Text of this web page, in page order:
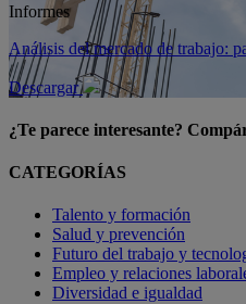
Informes
Análisis del mercado de trabajo:
Descargar
¿Te parece interesante?
CATEGORÍAS
Talento y formación
Salud y prevención
Futuro del trabajo y
Empleo y relaciones
Diversidad e igualdad